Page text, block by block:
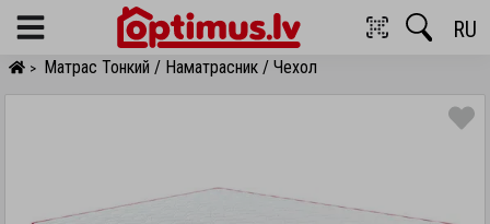
Menu RU
> Матрас Тонкий / Наматрасник / Чехол